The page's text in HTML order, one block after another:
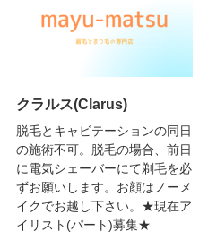
クラルス(Clarus)
脱毛とキャビテーションの同日
の施術不可。脱毛の場合、前日
に電気シェーバーにて剃毛を必
ずお願いします。お顔はノーメ
イクでお越し下さい。★現在ア
イリスト(パート)募集★